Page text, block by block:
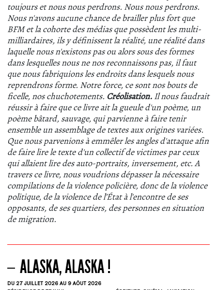
toujours et nous nous perdrons. Nous nous perdrons.
Nous n'avons aucune chance de brailler plus fort que
BFM et la cohorte des médias que possèdent les multi-
milliardaires, ils y définissent la réalité, une réalité dans
laquelle nous n'existons pas ou alors sous des formes
dans lesquelles nous ne nos reconnaissons pas, il faut
que nous fabriquions les endroits dans lesquels nous
reprendrons forme. Notre force, ce sont nos bouts de
ficelle, nos chuchotements. Créolisation. Il nous faudrait
réussir à faire que ce livre ait la gueule d'un poème, un
poème bâtard, sauvage, qui parvienne à faire tenir
ensemble un assemblage de textes aux origines variées.
Que nous parvenions à emmêler les angles d'attaque afin
de faire lire le texte d'un collectif de victimes par ceux
qui allaient lire des auto-portraits, inversement, etc. A
travers ce livre, nous voudrions dépasser la nécessaire
compilations de la violence policière, donc de la violence
politique, de la violence de l’État à l'encontre de ses
opposants, de ses quartiers, des personnes en situation
de migration.
ALASKA, ALASKA !
DU 27 JUILLET 2026 AU 9 AÔUT 2026